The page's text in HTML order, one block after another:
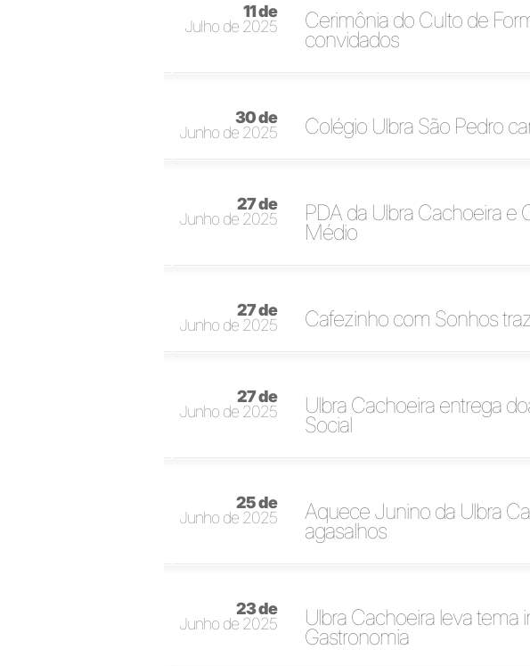
11 de
Julho de 2025
Cerimônia do Culto de
convidados
30 de
Junho de 2025
Colégio Ulbra São Pedro
27 de
Junho de 2025
PDA da Ulbra Cachoeira e
Médio
27 de
Junho de 2025
Cafezinho com Sonhos
27 de
Junho de 2025
Ulbra Cachoeira entrega
Social
25 de
Junho de 2025
Aquece Junino da Ulbra
agasalhos
23 de
Junho de 2025
Ulbra Cachoeira leva tema
Gastronomia